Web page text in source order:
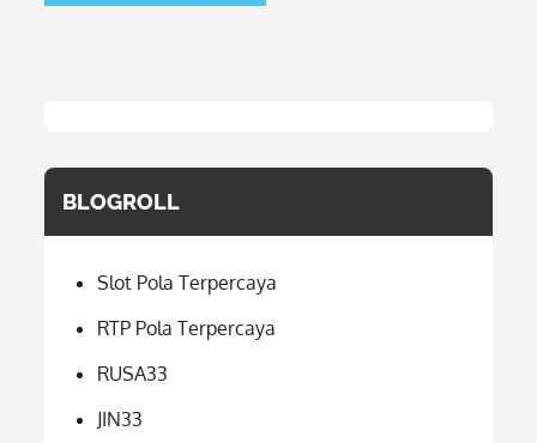
BLOGROLL
Slot Pola Terpercaya
RTP Pola Terpercaya
RUSA33
JIN33